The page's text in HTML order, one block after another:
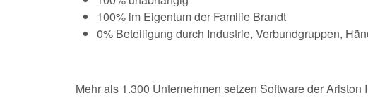
100% im Eigentum der Familie Brandt
0% Beteiligung durch Industrie, Verbundgruppen,
Mehr als 1.300 Unternehmen setzen Software der